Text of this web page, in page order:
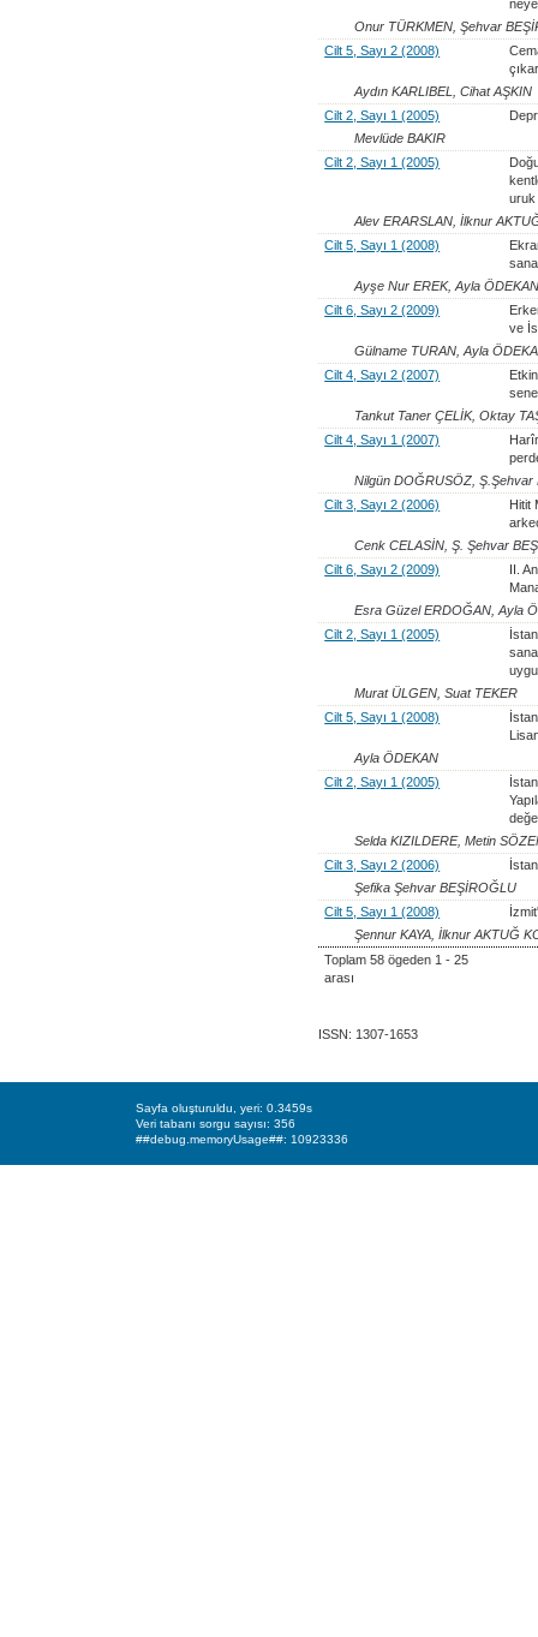
Onur TÜRKMEN, Şehvar
Cilt 5, Sayı 2 (2008)
Aydın KARLIBEL, Cihat AŞKIN
Cilt 2, Sayı 1 (2005)
Mevlüde BAKIR
Cilt 2, Sayı 1 (2005)
uruk
Alev ERARSLAN, İlknur
Cilt 5, Sayı 1 (2008)
Ayşe Nur EREK, Ayla ÖDEKAN
Cilt 6, Sayı 2 (2009)
ve
Gülname TURAN, Ayla
Cilt 4, Sayı 2 (2007)
Tankut Taner ÇELİK, Oktay
Cilt 4, Sayı 1 (2007)
Nilgün DOĞRUSÖZ,
Cilt 3, Sayı 2 (2006)
Hitit
Cenk CELASİN, Ş. Şehvar
Cilt 6, Sayı 2 (2009)
II.
Esra Güzel ERDOĞAN, Ayla
Cilt 2, Sayı 1 (2005)
Murat ÜLGEN, Suat TEKER
Cilt 5, Sayı 1 (2008)
Ayla ÖDEKAN
Cilt 2, Sayı 1 (2005)
Selda KIZILDERE, Metin
Cilt 3, Sayı 2 (2006)
Şefika Şehvar BEŞİROĞLU
Cilt 5, Sayı 1 (2008)
Şennur KAYA, İlknur AKTUĞ
Toplam 58 ögeden 1 - 25
arası
ISSN: 1307-1653
Sayfa oluşturuldu, yeri: 0.3459s
Veri tabanı sorgu sayısı: 356
##debug.memoryUsage##: 10923336